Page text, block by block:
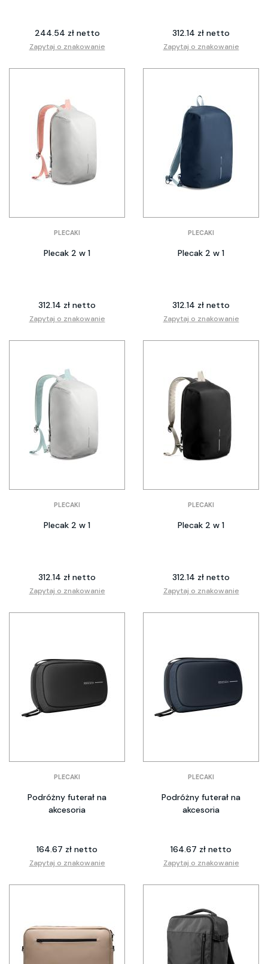
244.54 zł netto
Zapytaj o znakowanie
312.14 zł netto
Zapytaj o znakowanie
PLECAKI
Plecak 2 w 1
312.14 zł netto
Zapytaj o znakowanie
PLECAKI
Plecak 2 w 1
312.14 zł netto
Zapytaj o znakowanie
PLECAKI
Plecak 2 w 1
312.14 zł netto
Zapytaj o znakowanie
PLECAKI
Plecak 2 w 1
312.14 zł netto
Zapytaj o znakowanie
PLECAKI
Podróżny futerał na
akcesoria
164.67 zł netto
Zapytaj o znakowanie
PLECAKI
Podróżny futerał na
akcesoria
164.67 zł netto
Zapytaj o znakowanie